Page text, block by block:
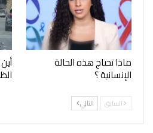
ماذا تحتاج هذه الحالة
الإنسانية ؟
السابق التالي